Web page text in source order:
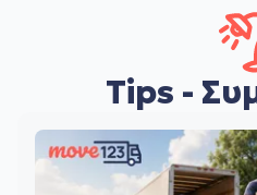
Tips -